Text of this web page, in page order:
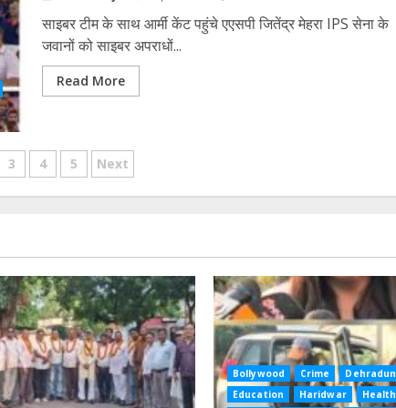
साइबर टीम के साथ आर्मी केंट पहुंचे एएसपी जितेंद्र मेहरा IPS सेना के
जवानों को साइबर अपराधों...
Read More
3 4 5 Next
Bollywood Crime Dehradun
Education
Haridwar Health